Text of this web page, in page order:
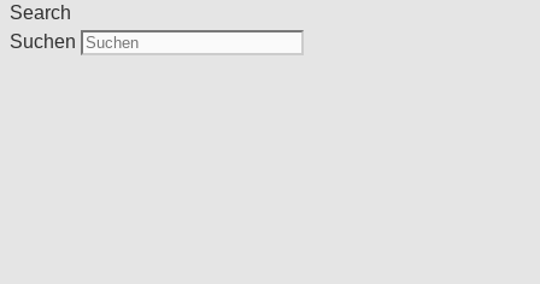
Search
Suchen